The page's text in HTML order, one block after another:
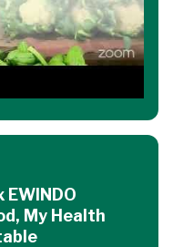
My Health